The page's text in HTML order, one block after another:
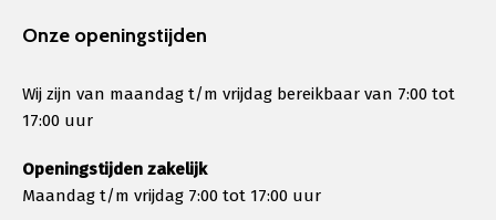
Onze openingstijden
Wij zijn van maandag t/m vrijdag bereikbaar van 7:00 tot
17:00 uur
Openingstijden zakelijk
Maandag t/m vrijdag 7:00 tot 17:00 uur